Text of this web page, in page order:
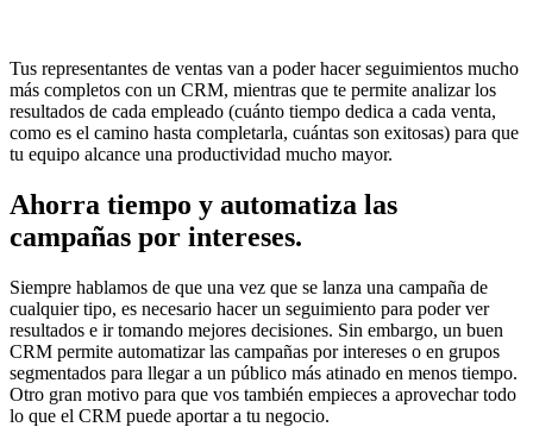
Tus representantes de ventas van a poder hacer seguimientos mucho
más completos con un CRM, mientras que te permite analizar los
resultados de cada empleado (cuánto tiempo dedica a cada venta,
como es el camino hasta completarla, cuántas son exitosas) para que
tu equipo alcance una productividad mucho mayor.
Ahorra tiempo y automatiza las
campañas por intereses.
Siempre hablamos de que una vez que se lanza una campaña de
cualquier tipo, es necesario hacer un seguimiento para poder ver
resultados e ir tomando mejores decisiones. Sin embargo, un buen
CRM permite automatizar las campañas por intereses o en grupos
segmentados para llegar a un público más atinado en menos tiempo.
Otro gran motivo para que vos también empieces a aprovechar todo
lo que el CRM puede aportar a tu negocio.